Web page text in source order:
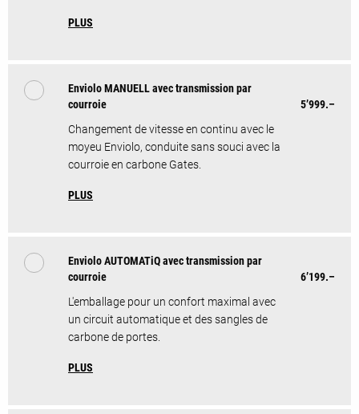
PLUS
Enviolo MANUELL avec transmission par
courroie
Changement de vitesse en continu avec le
moyeu Enviolo, conduite sans souci avec la
courroie en carbone Gates.
PLUS
5’999.–
Enviolo AUTOMATiQ avec transmission par
courroie
L'emballage pour un confort maximal avec
un circuit automatique et des sangles de
carbone de portes.
PLUS
6’199.–